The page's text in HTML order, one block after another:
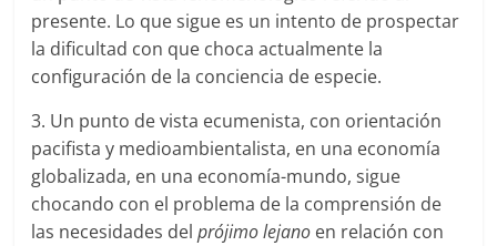
presente. Lo que sigue es un intento de prospectar
la dificultad con que choca actualmente la
configuración de la conciencia de especie.
3. Un punto de vista ecumenista, con orientación
pacifista y medioambientalista, en una economía
globalizada, en una economía-mundo, sigue
chocando con el problema de la comprensión de
las necesidades delprójimo lejano en relación con